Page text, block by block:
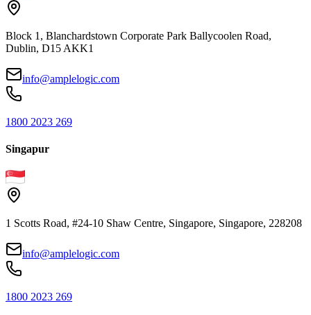
Block 1, Blanchardstown Corporate Park Ballycoolen Road,
Dublin, D15 AKK1
info@amplelogic.com
1800 2023 269
Singapur
1 Scotts Road, #24-10 Shaw Centre, Singapore, Singapore, 228208
info@amplelogic.com
1800 2023 269